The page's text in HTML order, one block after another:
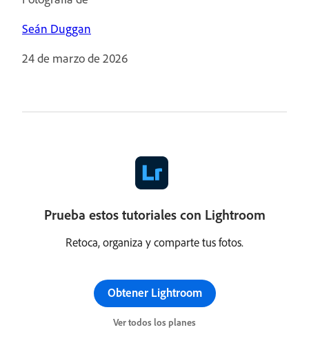
Seán Duggan
24 de marzo de 2026
Prueba estos tutoriales con Lightroom
Retoca, organiza y comparte tus fotos.
Obtener Lightroom
Ver todos los planes